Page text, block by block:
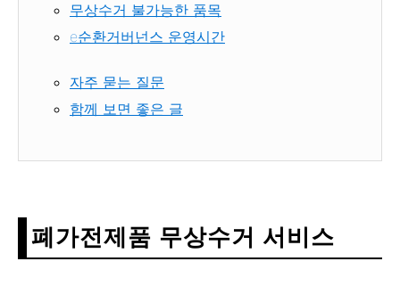
무상수거 불가능한 품목
e순환거버넌스 운영시간
자주 묻는 질문
함께 보면 좋은 글
폐가전제품 무상수거 서비스